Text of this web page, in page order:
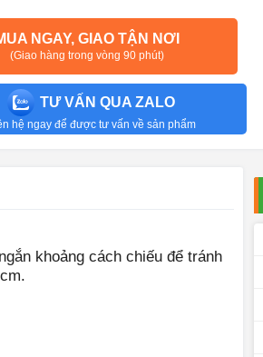
NGAY, GIAO TẬN NƠI
(Giao hàng trong vòng 90 phút)
TƯ VẤN QUA ZALO
hệ ngay để được tư vấn về sản phẩm
khoảng cách chiếu để tránh